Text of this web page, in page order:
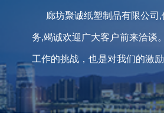
廊坊聚诚纸塑制品有限公司
务,竭诚欢迎广大客户前来洽谈
工作的挑战，也是对我们的激